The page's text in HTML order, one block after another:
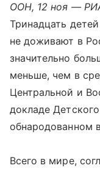
ООН, 12 ноя —
Тринадцать
не доживают в
значительно
меньше, чем в
Центральной и
докладе
обнародованном
Всего в мире,